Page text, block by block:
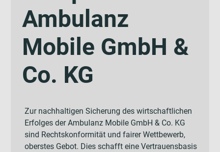
Ambulanz
Mobile GmbH &
Co. KG
Zur nachhaltigen Sicherung des wirtschaftlichen
Erfolges der Ambulanz Mobile GmbH & Co. KG
sind Rechtskonformität und fairer Wettbewerb,
oberstes Gebot. Dies schafft eine Vertrauensbasis